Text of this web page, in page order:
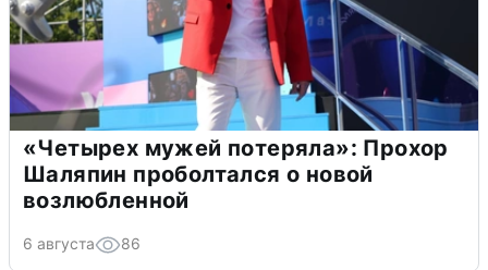
«Четырех мужей потеряла»: Прохор
Шаляпин проболтался о новой
возлюбленной
6 августа 86